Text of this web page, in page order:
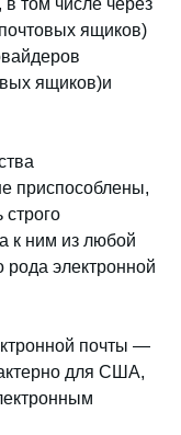
том числе через
ящиков)
ящиков)и
приспособлены,
к ним из любой
рода электронной
почты —
для США,